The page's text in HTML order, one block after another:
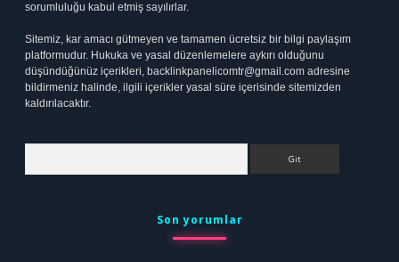
sorumluluğu kabul etmiş sayılırlar.
Sitemiz, kar amacı gütmeyen ve tamamen ücretsiz bir bilgi paylaşım
platformudur. Hukuka ve yasal düzenlemelere aykırı olduğunu
düşündüğünüz içerikleri, backlinkpanelicomtr@gmail.com adresine
bildirmeniz halinde, ilgili içerikler yasal süre içerisinde sitemizden
kaldırılacaktır.
Son yorumlar